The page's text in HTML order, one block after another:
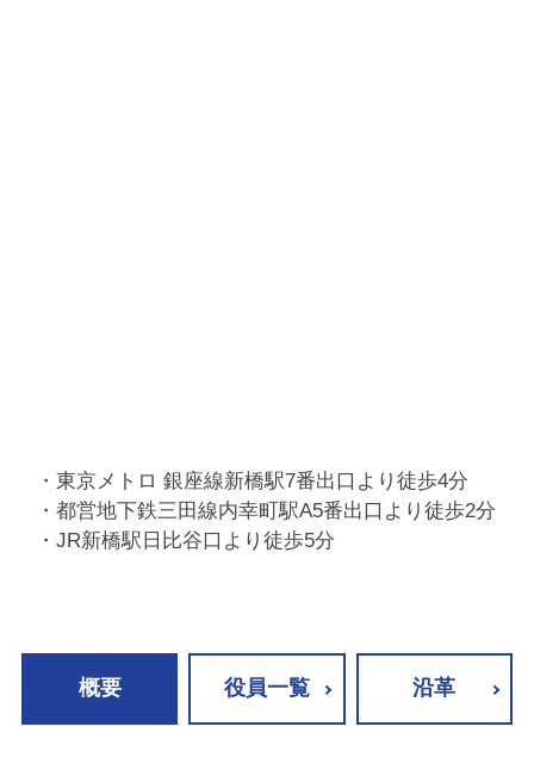
・東京メトロ 銀座線新橋駅7番出口より徒歩4分
・都営地下鉄三田線内幸町駅A5番出口より徒歩2分
・JR新橋駅日比谷口より徒歩5分
概要 役員一覧 沿革